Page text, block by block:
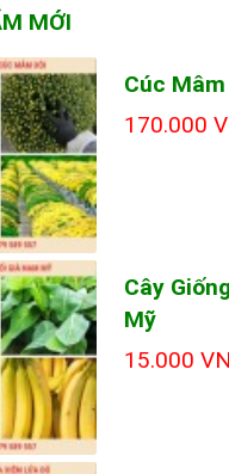
MỚI
Cúc
170.000
Cây
Mỹ
15.000